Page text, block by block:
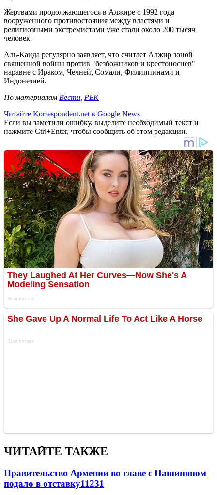
Жертвами продолжающегося в Алжире с 1992 года
вооруженного противостояния между властями и
религиозными экстремистами уже стали около 200 тысяч
человек.
Аль-Каида регулярно заявляет, что считает Алжир зоной
священной войны против "безбожников и крестоносцев"
наравне с Ираком, Чечней, Сомали, Филиппинами и
Индонезией.
По материалам Вести РБК
Читайте Korrespondent.net в Google News
Если вы заметили ошибку, выделите необходимый текст и
нажмите Ctrl+Enter, чтобы сообщить об этом редакции.
ЧИТАЙТЕ ТАКЖЕ
Правительство Армении во главе с Пашиняном
подало в отставку11231